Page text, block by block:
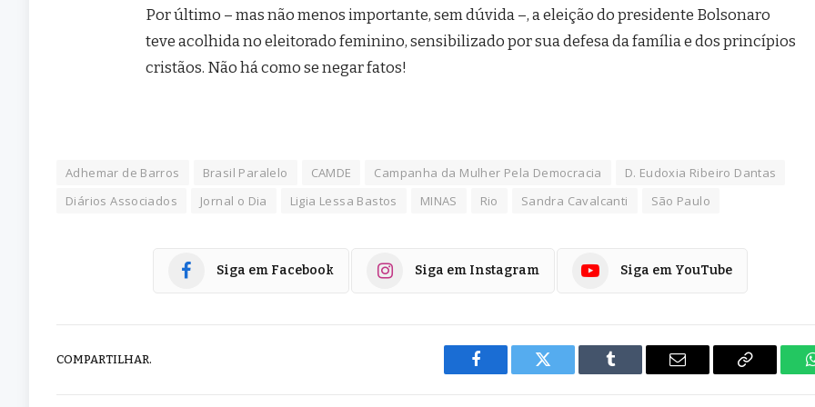
Por último – mas não menos importante, sem dúvida –, a eleição do presidente Bolsonaro
teve acolhida no eleitorado feminino, sensibilizado por sua defesa da família e dos princípios
cristãos. Não há como se negar fatos!
Adhemar de Barros Brasil Paralelo CAMDE Campanha da Mulher Pela Democracia
D. Eudoxia Ribeiro Dantas
Diários Associados
Jornal o Dia Ligia Lessa Bastos MINAS Rio Sandra Cavalcanti São Paulo
Siga em Facebook Siga em Instagram Siga em YouTube
COMPARTILHAR.
Facebook Twitter Tumblr
E-
Copiar